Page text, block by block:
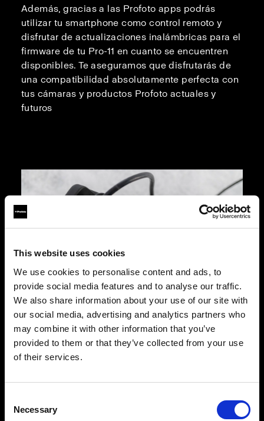
This website uses cookies
We use cookies to personalise content and ads, to
provide social media features and to analyse our traffic.
We also share information about your use of our site with
our social media, advertising and analytics partners who
may combine it with other information that you’ve
provided to them or that they’ve collected from your use
of their services.
Selection
Necessary
Además, gracias a las Profoto apps podrás
utilizar tu smartphone como control remoto y
disfrutar de actualizaciones inalámbricas para el
firmware de tu Pro-11 en cuanto se encuentren
disponibles. Te aseguramos que disfrutarás de
una compatibilidad absolutamente perfecta con
tus cámaras y productos Profoto actuales y
futuros
Precisión y control impresionantes
Gracias a un rango de potencia de 11 f-stops al
configurar la luz que desees. Puedes ajustarla en
2400 Ws y controlar cada antorcha de forma